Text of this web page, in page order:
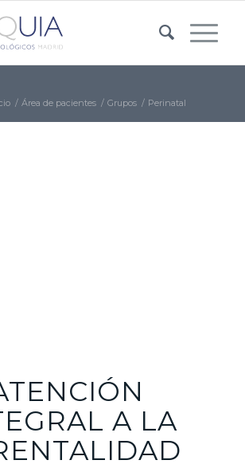
/ Área de pacientes / Grupos / Perinatal
A LA